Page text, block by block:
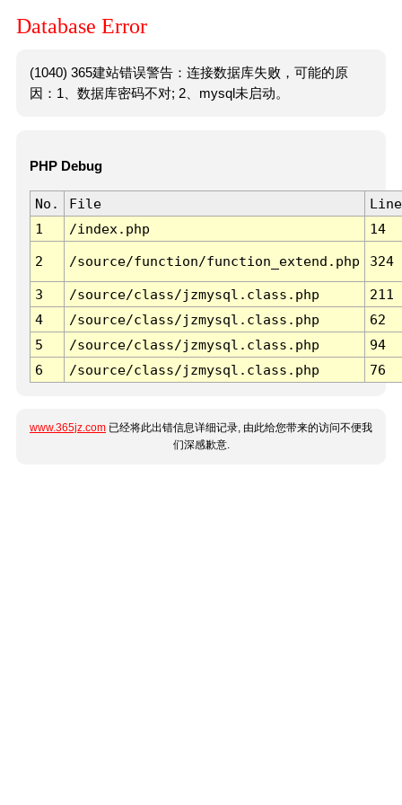
Database Error
(1040) 365建站错误警告：连接数据库失败，可能的原
因：1、数据库密码不对; 2、mysql未启动。
PHP Debug
No. File
Line
1
/index.php 14
2 /source/function/function_extend.php 324
3 /source/class/jzmysql.class.php
211
4
/source/class/jzmysql.class.php
62
5
/source/class/jzmysql.class.php
94
6
/source/class/jzmysql.class.php 76
www.365jz.com 已经将此出错信息详细记录, 由此给您带来的访问不便我
们深感歉意.